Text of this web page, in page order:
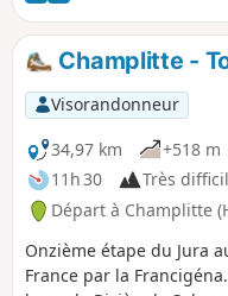
Champlitte -
Visorandonneur
34,97 km
+518 m
11h 30
Très
Départ à Champlitte
Onzième étape du Jura
France par la